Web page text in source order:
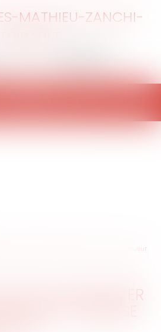
MATHIEU-ZANCHI-
le
menu
à l'identification de l'adresse IP d'un blogueur
DE PARTICIPER
DE L'ADRESSE